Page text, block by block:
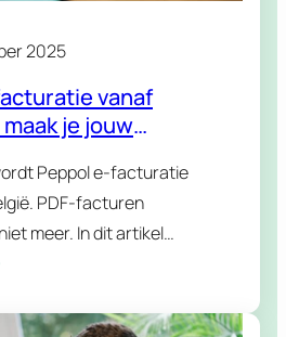
2025
vanaf
je jouw
Peppol e-facturatie
PDF-facturen
meer. In dit artikel
is en welke
compliant maken.